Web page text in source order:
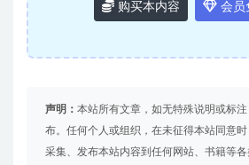
购买本内容 会员
声明： 本站所有文章，如无特殊说明或标
布。任何个人或组织，在未征得本站同意时
采集、发布本站内容到任何网站、书籍等